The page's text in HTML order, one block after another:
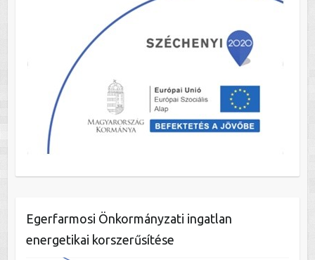
Egerfarmosi Önkormányzati ingatlan
energetikai korszerűsítése